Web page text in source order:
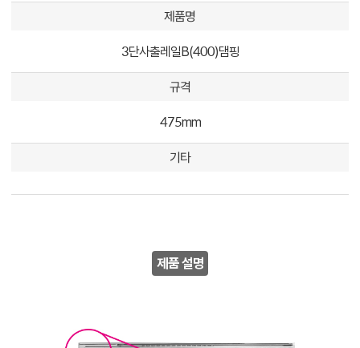
제품명
3단사출레일B(400)댐핑
규격
475mm
기타
제품 설명